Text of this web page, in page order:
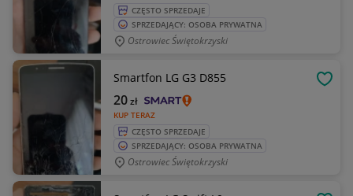
CZĘSTO SPRZEDAJE
SPRZEDAJĄCY: OSOBA PRYWATNA
Ostrowiec Świętokrzyski
Smartfon LG G3 D855
KUP TERAZ
20zł
CZĘSTO SPRZEDAJE
SPRZEDAJĄCY: OSOBA PRYWATNA
Ostrowiec Świętokrzyski